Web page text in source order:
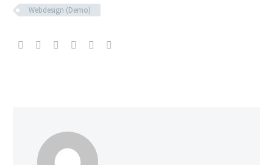
Webdesign (Demo)